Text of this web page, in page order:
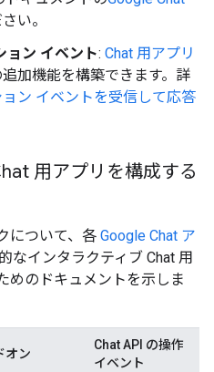
い。
ョン イベント: Chat 用アプリ
加機能を構築できます。詳
ン イベントを受信して応答
用アプリを構成する
について、各 Google Chat ア
なインタラクティブ Chat 用
めのドキュメントを示しま
オン
Chat API の操作
イベント